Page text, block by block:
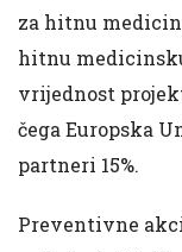
za hitnu
hitnu
vrijednost
čega Europska
partneri 15%.
Preventivne